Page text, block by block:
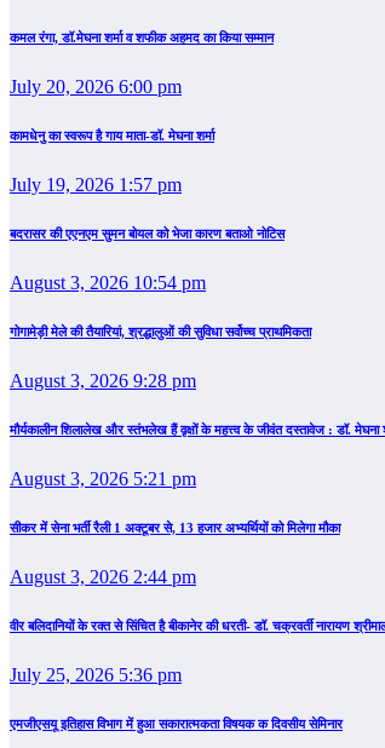
कमल रंगा, डॉ.मेघना शर्मा व शफीक अहमद का किया सम्‍मान
July 20, 2026 6:00 pm
कामधेनु का स्वरूप है गाय माता-डॉ. मेघना शर्मा
July 19, 2026 1:57 pm
बदरासर की एएनएम सुमन बोयल को भेजा कारण बताओ नोटिस
August 3, 2026 10:54 pm
गोगामेड़ी मेले की तैयारियां, श्रद्धालुओं की सुविधा सर्वोच्च प्राथमिकता
August 3, 2026 9:28 pm
मौर्यकालीन शिलालेख और स्तंभलेख हैं वृक्षों के महत्त्व के जीवंत दस्तावेज : डॉ. मेघना
August 3, 2026 5:21 pm
सीकर में सेना भर्ती रैली 1 अक्टूबर से, 13 हजार अभ्यर्थियों को मिलेगा मौका
August 3, 2026 2:44 pm
वीर बलिदानियों के रक्त से सिंचित है बीकानेर की धरती- डॉ. चक्रवर्ती नारायण
July 25, 2026 5:36 pm
एमजीएसयू इतिहास विभाग में हुआ सकारात्मकता विषयक क दिवसीय सेमिनार